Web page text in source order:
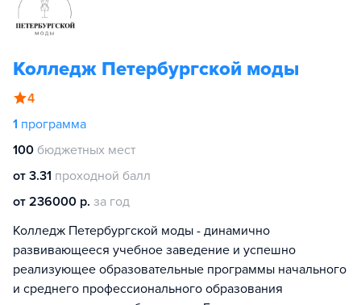
Колледж Петербургской моды
4
1 программа
100 бюджетных мест
от 3.31 проходной балл
от 236000 р. за год
Колледж Петербургской моды - динамично
развивающееся учебное заведение и успешно
реализующее образовательные программы начального
и среднего профессионального образования